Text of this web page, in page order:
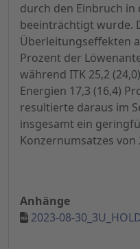
durch den Einbruch in
beeinträchtigt wurde.
Überleitungseffekten
Prozent der
während ITK 25,2
Energien 17,3 (16,4)
resultierte daraus im
insgesamt ein
Konzernumsatzes von
Anhänge
2023-08-